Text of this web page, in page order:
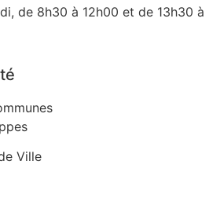
de 8h30 à 12h00 et de 13h30 à
Ville